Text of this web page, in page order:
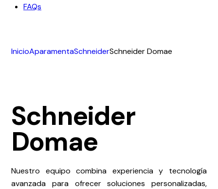
FAQs
InicioAparamentaSchneiderSchneider Domae
Schneider
Domae
Nuestro equipo combina experiencia y tecnología
avanzada para ofrecer soluciones personalizadas,